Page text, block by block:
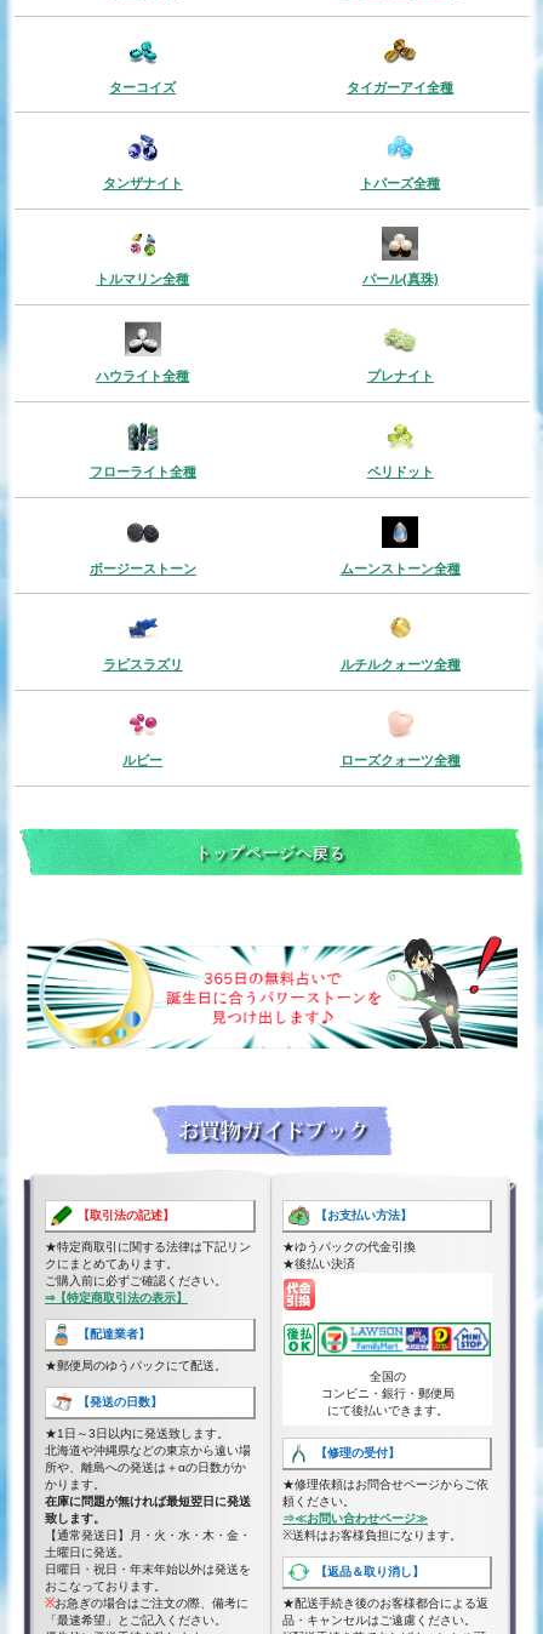
ターコイズ タイガーアイ全種
タンザナイト トパーズ全種
トルマリン全種 パール(真珠)
ハウライト全種 プレナイト
フローライト全種 ペリドット
ボージーストーン ムーンストーン全種
ラピスラズリ ルチルクォーツ全種
ルビー ローズクォーツ全種
【取引法の記述】
★特定商取引に関する法律は下記リン
クにまとめてあります。
ご購入前に必ずご確認ください。
⇒【特定商取引法の表示】
【配達業者】
★郵便局のゆうパックにて配送。
【発送の日数】
★1日～3日以内に発送致します。
北海道や沖縄県などの東京から遠い場
所や、離島への発送は＋αの日数がか
かります。
在庫に問題が無ければ最短翌日に発送
致します。
【通常発送日】月・火・水・木・金・
土曜日に発送。
日曜日・祝日・年末年始以外は発送を
おこなっております。
※お急ぎの場合はご注文の際、備考に
「最速希望」とご記入ください。
【お支払い方法】
★ゆうパックの代金引換
★後払い決済
全国の
コンビニ・銀行・郵便局
にて後払いできます。
【修理の受付】
★修理依頼はお問合せページからご依
頼ください。
⇒≪お問い合わせページ≫
※送料はお客様負担になります。
【返品＆取り消し】
★配送手続き後のお客様都合による返
品・キャンセルはご遠慮ください。